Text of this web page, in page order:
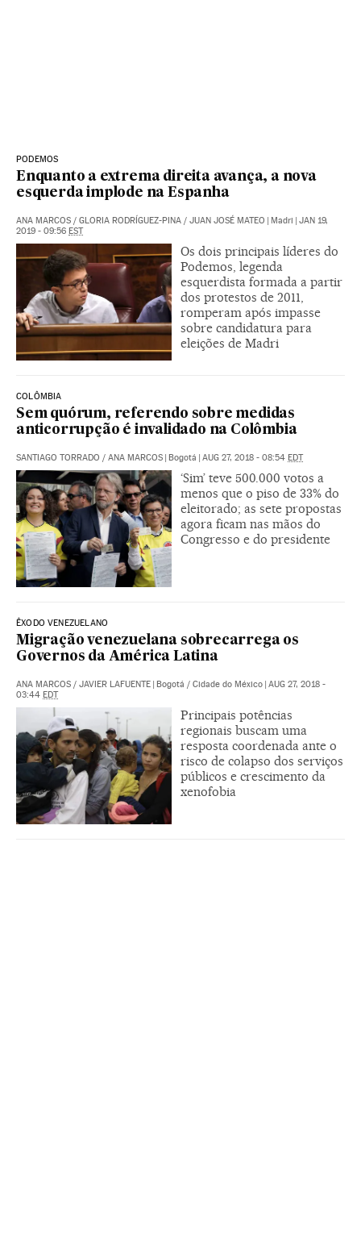
PODEMOS
Enquanto a extrema direita avança, a nova
esquerda implode na Espanha
ANA MARCOS / GLORIA RODRÍGUEZ-PINA / JUAN JOSÉ MATEO | Madri | JAN 19,
2019 - 09:56 EST
Os dois principais líderes do
Podemos, legenda
esquerdista formada a partir
dos protestos de 2011,
romperam após impasse
sobre candidatura para
eleições de Madri
COLÔMBIA
Sem quórum, referendo sobre medidas
anticorrupção é invalidado na Colômbia
SANTIAGO TORRADO / ANA MARCOS | Bogotá | AUG 27, 2018 - 08:54 EDT
‘Sim’ teve 500.000 votos a
menos que o piso de 33% do
eleitorado; as sete propostas
agora ficam nas mãos do
Congresso e do presidente
ÊXODO VENEZUELANO
Migração venezuelana sobrecarrega os
Governos da América Latina
ANA MARCOS / JAVIER LAFUENTE | Bogotá / Cidade do México | AUG 27, 2018 -
03:44 EDT
Principais potências
regionais buscam uma
resposta coordenada ante o
risco de colapso dos serviços
públicos e crescimento da
xenofobia